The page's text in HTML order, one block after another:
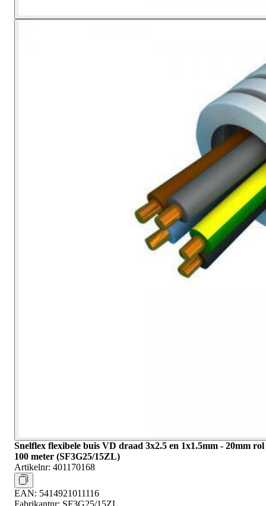
Snelflex flexibele buis VD draad 3x2.5 en 1x1.5mm - 20mm rol
100 meter (SF3G25/15ZL)
Artikelnr: 401170168
EAN: 5414921011116
Fabrikantnr: SF3G25/15ZL